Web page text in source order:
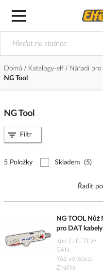
Domů Katalogy-elf Nářadí
NG Tool
NG Tool
5 Položky Skladem (5)
Řadit
NG TOOL
pro DAT kabely
Kód ELFETEX
EAN
Kód výrobce
Značka
Filtr